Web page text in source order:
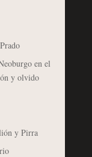
en el
y olvido
y Pirra